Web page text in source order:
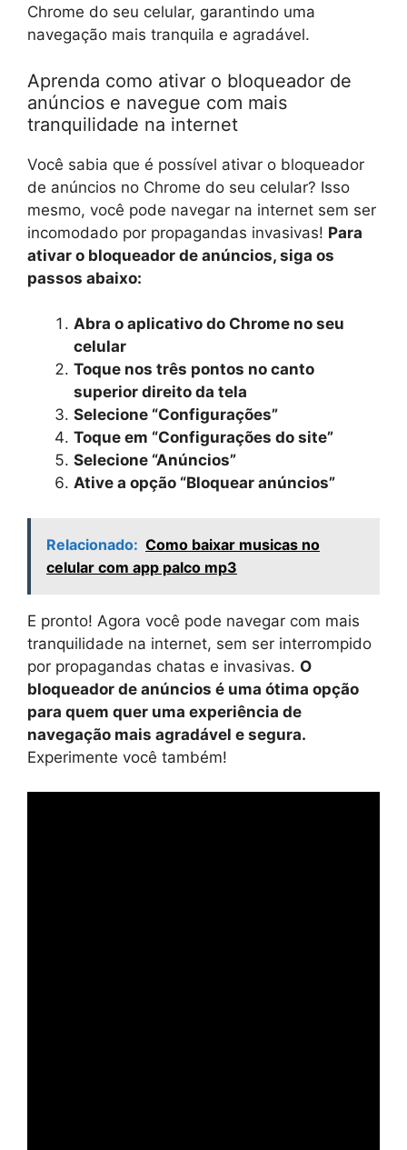
Chrome do seu celular, garantindo uma
navegação mais tranquila e agradável.
Aprenda como ativar o bloqueador de
anúncios e navegue com mais
tranquilidade na internet
Você sabia que é possível ativar o bloqueador
de anúncios no Chrome do seu celular? Isso
mesmo, você pode navegar na internet sem ser
incomodado por propagandas invasivas! Para
ativar o bloqueador de anúncios, siga os
passos abaixo:
Abra o aplicativo do Chrome no seu
celular
Toque nos três pontos no canto
superior direito da tela
Selecione “Configurações”
Toque em “Configurações do site”
Selecione “Anúncios”
Ative a opção “Bloquear anúncios”
Relacionado: Como baixar musicas no
celular com app palco mp3
E pronto! Agora você pode navegar com mais
tranquilidade na internet, sem ser interrompido
por propagandas chatas e invasivas. O
bloqueador de anúncios é uma ótima opção
para quem quer uma experiência de
navegação mais agradável e segura.
Experimente você também!